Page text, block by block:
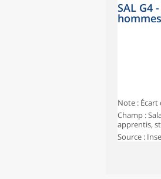
SAL G4
Note : Écart
Champ :
apprentis,
Source :